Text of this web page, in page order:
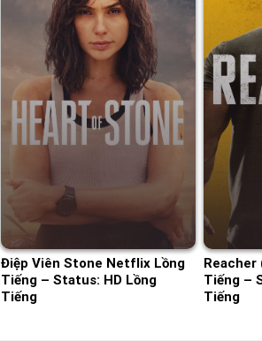
Điệp Viên Stone Netflix Lồng
Tiếng – Status: HD Lồng
Tiếng
Reacher
Tiếng –
Tiếng